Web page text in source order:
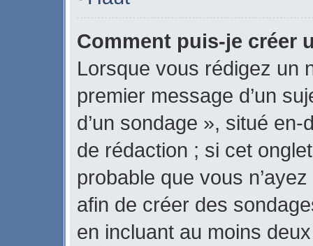
Comment puis-je créer
Lorsque vous rédigez un
premier message d’un
d’un sondage », situé
de rédaction ; si cet
probable que vous
afin de créer des
en incluant au moins